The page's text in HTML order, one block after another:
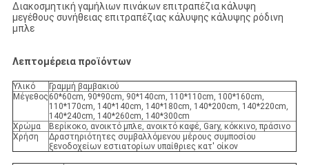
Διακοσμητική γαμήλιων πινάκων επιτραπέζια κάλυψη
μεγέθους συνήθειας επιτραπέζιας κάλυψης κάλυψης ρόδινη
μπλε
Λεπτομέρεια προϊόντων
Υλικό
Γραμμή βαμβακιού
Μέγεθος 60*60cm, 90*90cm, 90*140cm, 110*110cm, 100*160cm,
110*170cm, 140*140cm, 140*180cm, 140*200cm, 140*220cm,
140*240cm, 140*260cm, 140*300cm
Χρώμα
Βερίκοκο, ανοικτό μπλε, ανοικτό καφέ, Gary, κόκκινο, πράσινο
Χρήση
Δραστηριότητες συμβαλλόμενου μέρους συμποσίου
ξενοδοχείων εστιατορίων υπαίθριες κατ' οίκον